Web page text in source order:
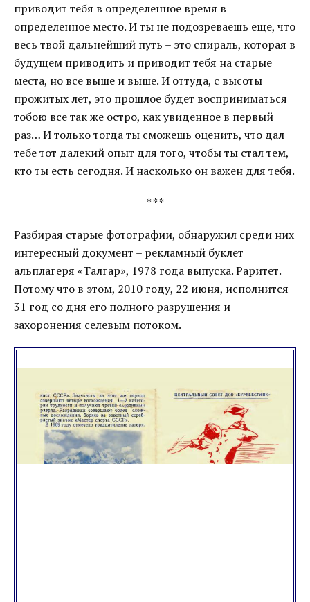
приводит тебя в определенное время в
определенное место. И ты не подозреваешь еще, что
весь твой дальнейший путь – это спираль, которая в
будущем приводить и приводит тебя на старые
места, но все выше и выше. И оттуда, с высоты
прожитых лет, это прошлое будет восприниматься
тобою все так же остро, как увиденное в первый
раз… И только тогда ты сможешь оценить, что дал
тебе тот далекий опыт для того, чтобы ты стал тем,
кто ты есть сегодня. И насколько он важен для тебя.
* * *
Разбирая старые фотографии, обнаружил среди них
интересный документ – рекламный буклет
альплагеря «Талгар», 1978 года выпуска. Раритет.
Потому что в этом, 2010 году, 22 июня, исполнится
31 год со дня его полного разрушения и
захоронения селевым потоком.